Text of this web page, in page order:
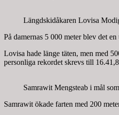
Längdskidåkaren Lovisa
På damernas 5 000 meter blev det
Lovisa hade länge täten, men med
personliga rekordet skrevs till
Samrawit Mengsteab i mål
Samrawit ökade farten med 200